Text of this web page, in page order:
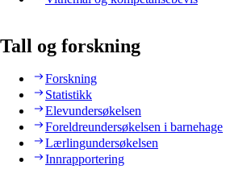
Tall og forskning
Forskning
Statistikk
Elevundersøkelsen
Foreldreundersøkelsen i barnehage
Lærlingundersøkelsen
Innrapportering